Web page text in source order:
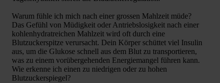
Warum fühle ich mich nach einer grossen Mahlzeit müde?
Das Gefühl von Müdigkeit oder Antriebslosigkeit nach einer
kohlenhydratreichen Mahlzeit wird oft durch eine
Blutzuckerspitze verursacht. Dein Körper schüttet viel Insulin
aus, um die Glukose schnell aus dem Blut zu transportieren,
was zu einem vorübergehenden Energiemangel führen kann.
Wie erkenne ich einen zu niedrigen oder zu hohen
Blutzuckerspiegel?